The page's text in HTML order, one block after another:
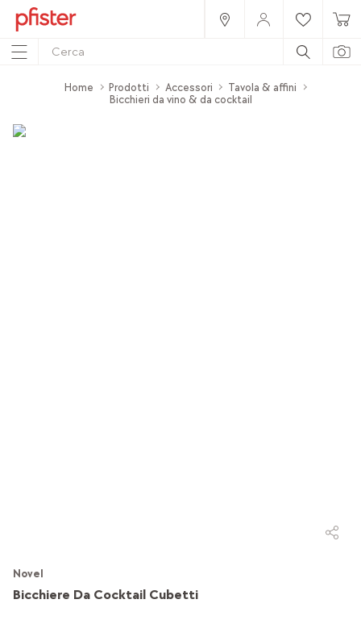
Home Prodotti Accessori
Tavola & affini
Bicchieri da vino & da cocktail
Bicchiere Da Cocktail Cubetti
Novel